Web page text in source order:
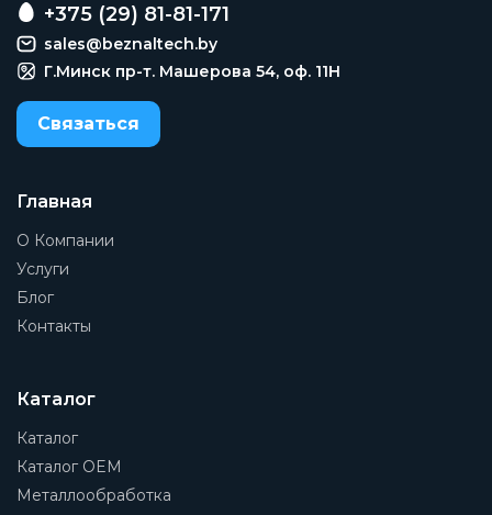
+375 (29) 81-81-171
sales@beznaltech.by
Г.Минск пр-т. Машерова 54, оф. 11H
Связаться
Главная
О Компании
Услуги
Блог
Контакты
Каталог
Каталог
Каталог OEM
Металлообработка